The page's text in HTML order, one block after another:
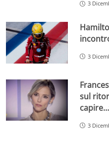
3
3
sul
3